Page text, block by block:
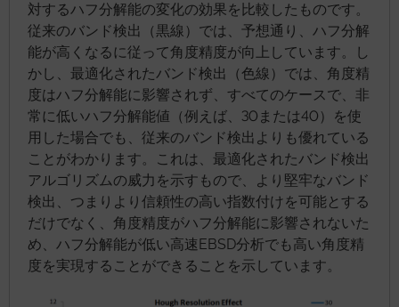
対するハフ分解能の変化の効果を比較したものです。
従来のバンド検出（黒線）では、予想通り、ハフ分解
能が高くなるに従って角度精度が向上しています。し
かし、最適化されたバンド検出（色線）では、角度精
度はハフ分解能に影響されず、すべてのケースで、非
常に低いハフ分解能値（例えば、30または40）を使
用した場合でも、従来のバンド検出よりも優れている
ことがわかります。これは、最適化されたバンド検出
アルゴリズムの威力を示すもので、より堅牢なバンド
検出、つまりより信頼性の高い指数付けを可能とする
だけでなく、角度精度がハフ分解能に影響されないた
め、ハフ分解能が低い高速EBSD分析でも高い角度精
度を実現することができることを示しています。